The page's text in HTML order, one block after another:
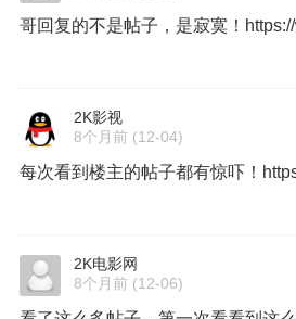
哥回复的不是帖子，是寂寞！
2K影视
8个月前 (12-04)
每次看到楼主的帖子都有惊吓！
2K电影网
8个月前 (12-06)